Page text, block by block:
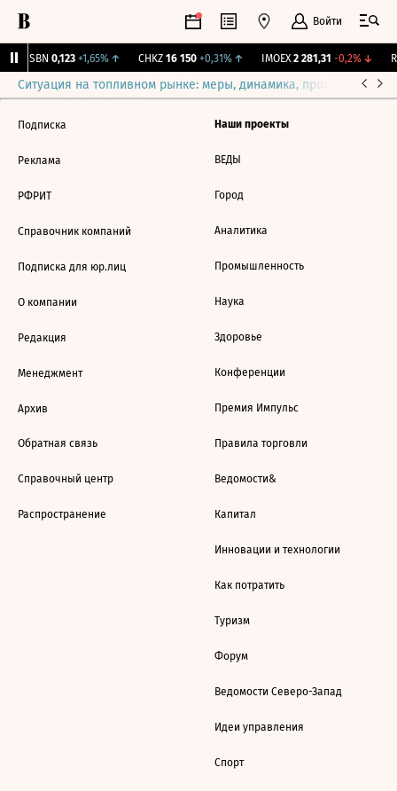
Войти
USBN 0,123 +1,65%↑ CHKZ 16 150 +0,31%↑ IMOEX 2 281,31 -0,2%↓
Ситуация на топливном рынке: меры, динамика, прогнозы
Подписка
Реклама
РФРИТ
Справочник компаний
Подписка для юр.лиц
О компании
Редакция
Менеджмент
Архив
Обратная связь
Справочный центр
Распространение
Наши проекты
ВЕДЫ
Город
Аналитика
Промышленность
Наука
Здоровье
Конференции
Премия Импульс
Правила торговли
Ведомости&
Капитал
Инновации и технологии
Как потратить
Туризм
Форум
Ведомости Северо-Запад
Идеи управления
Спорт